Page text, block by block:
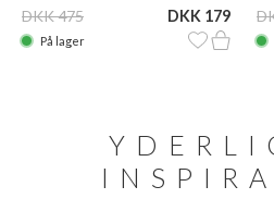
DKK 475 DKK 179
På lager